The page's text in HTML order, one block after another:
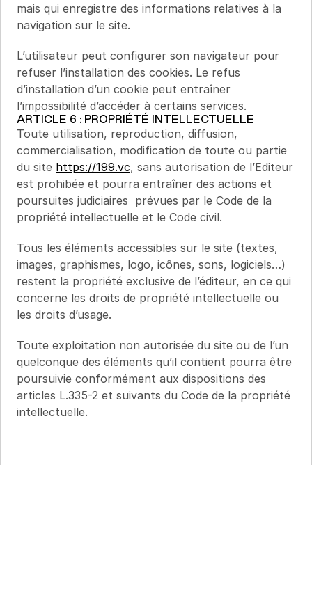
mais qui enregistre des informations relatives à la
navigation sur le site.
L’utilisateur peut configurer son navigateur pour
refuser l’installation des cookies. Le refus
d’installation d’un cookie peut entraîner
l’impossibilité d’accéder à certains services.
ARTICLE 6 : PROPRIÉTÉ INTELLECTUELLE
Toute utilisation, reproduction, diffusion,
commercialisation, modification de toute ou partie
du site https://199.vc, sans autorisation de l’Editeur
est prohibée et pourra entraîner des actions et
poursuites judiciaires  prévues par le Code de la
propriété intellectuelle et le Code civil.
Tous les éléments accessibles sur le site (textes,
images, graphismes, logo, icônes, sons, logiciels…)
restent la propriété exclusive de l’éditeur, en ce qui
concerne les droits de propriété intellectuelle ou
les droits d’usage.
Toute exploitation non autorisée du site ou de l’un
quelconque des éléments qu’il contient pourra être
poursuivie conformément aux dispositions des
articles L.335-2 et suivants du Code de la propriété
intellectuelle.